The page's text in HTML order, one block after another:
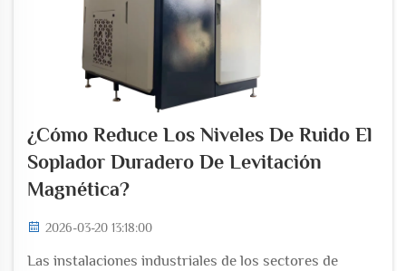
¿Cómo Reduce Los Niveles De Ruido El
Soplador Duradero De Levitación
Magnética?
2026-03-20 13:18:00
Las instalaciones industriales de los sectores de